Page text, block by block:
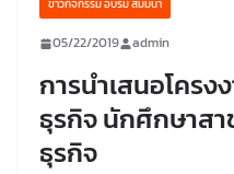
ข่าวกิจกรรม อบรม สัมมนา
05/22/2019 admin
การนำเสนอโคร
ธุรกิจ นักศึกษาส
ธุรกิจ